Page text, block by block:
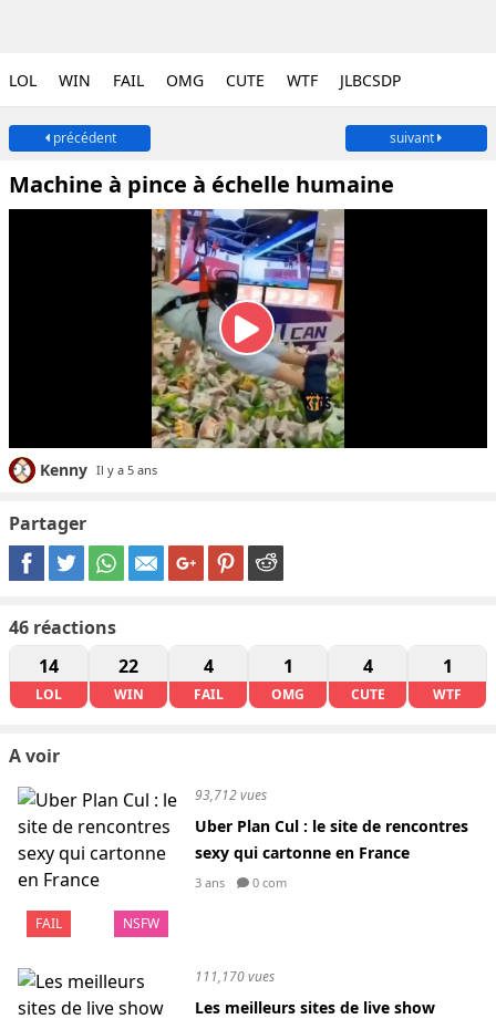
LOL WIN FAIL OMG CUTE WTF JLBCSDP
précédent suivant
Machine à pince à échelle humaine
Kenny Il y a 5 ans
Partager
46 réactions
14
LOL
22
WIN
4
FAIL
1
OMG
4
CUTE
1
WTF
A voir
FAIL NSFW
93,712 vues
Uber Plan Cul : le site de rencontres
sexy qui cartonne en France
3 ans 0 com
111,170 vues
Les meilleurs sites de live show